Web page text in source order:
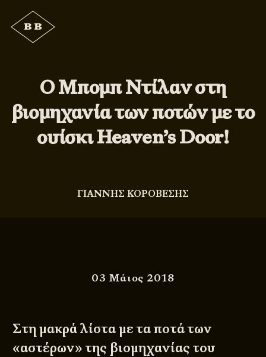
Ο Μπομπ Ντίλαν στη
βιομηχανία των ποτών με το
ουίσκι Heaven’s Door!
ΓΙΑΝΝΗΣ ΚΟΡΟΒΕΣΗΣ
03 Μάιος 2018
Στη μακρά λίστα με τα ποτά των
«αστέρων» της βιομηχανίας του